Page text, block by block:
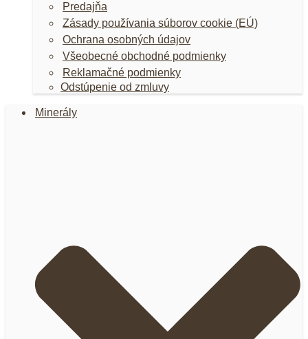
Predajňa
Zásady používania súborov cookie (EÚ)
Ochrana osobných údajov
Všeobecné obchodné podmienky
Reklamačné podmienky
Odstúpenie od zmluvy
Minerály